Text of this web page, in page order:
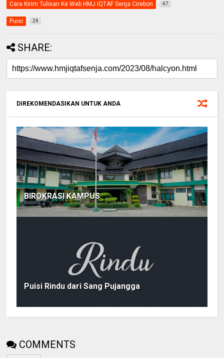
Cara Kirim Tulisan Ke Web HMJ IQTAF Senja Cirebon 47
Puisi 24
SHARE:
DIREKOMENDASIKAN UNTUK ANDA
BIROKRASI KAMPUS
Puisi Rindu dari Sang Pujangga
COMMENTS